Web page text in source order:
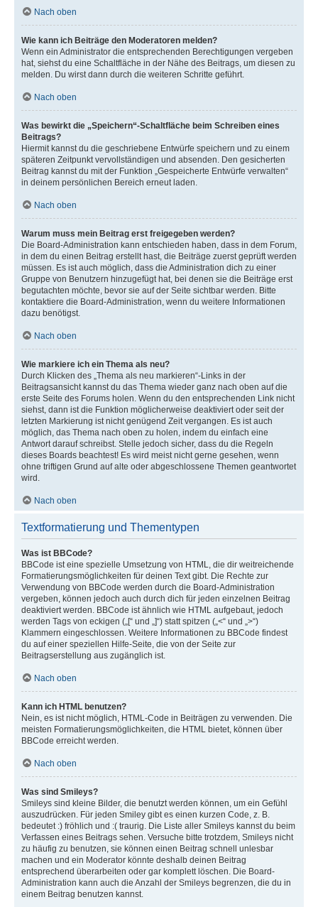
Nach oben
Wie kann ich Beiträge den Moderatoren melden?
Wenn ein Administrator die entsprechenden Berechtigungen vergeben
hat, siehst du eine Schaltfläche in der Nähe des Beitrags, um diesen zu
melden. Du wirst dann durch die weiteren Schritte geführt.
Nach oben
Was bewirkt die „Speichern“-Schaltfläche beim Schreiben eines
Beitrags?
Hiermit kannst du die geschriebene Entwürfe speichern und zu einem
späteren Zeitpunkt vervollständigen und absenden. Den gesicherten
Beitrag kannst du mit der Funktion „Gespeicherte Entwürfe verwalten“
in deinem persönlichen Bereich erneut laden.
Nach oben
Warum muss mein Beitrag erst freigegeben werden?
Die Board-Administration kann entschieden haben, dass in dem Forum,
in dem du einen Beitrag erstellt hast, die Beiträge zuerst geprüft werden
müssen. Es ist auch möglich, dass die Administration dich zu einer
Gruppe von Benutzern hinzugefügt hat, bei denen sie die Beiträge erst
begutachten möchte, bevor sie auf der Seite sichtbar werden. Bitte
kontaktiere die Board-Administration, wenn du weitere Informationen
dazu benötigst.
Nach oben
Wie markiere ich ein Thema als neu?
Durch Klicken des „Thema als neu markieren“-Links in der
Beitragsansicht kannst du das Thema wieder ganz nach oben auf die
erste Seite des Forums holen. Wenn du den entsprechenden Link nicht
siehst, dann ist die Funktion möglicherweise deaktiviert oder seit der
letzten Markierung ist nicht genügend Zeit vergangen. Es ist auch
möglich, das Thema nach oben zu holen, indem du einfach eine
Antwort darauf schreibst. Stelle jedoch sicher, dass du die Regeln
dieses Boards beachtest! Es wird meist nicht gerne gesehen, wenn
ohne triftigen Grund auf alte oder abgeschlossene Themen geantwortet
wird.
Nach oben
Textformatierung und Thementypen
Was ist BBCode?
BBCode ist eine spezielle Umsetzung von HTML, die dir weitreichende
Formatierungsmöglichkeiten für deinen Text gibt. Die Rechte zur
Verwendung von BBCode werden durch die Board-Administration
vergeben, können jedoch auch durch dich für jeden einzelnen Beitrag
deaktiviert werden. BBCode ist ähnlich wie HTML aufgebaut, jedoch
werden Tags von eckigen („[“ und „]“) statt spitzen („<“ und „>“)
Klammern eingeschlossen. Weitere Informationen zu BBCode findest
du auf einer speziellen Hilfe-Seite, die von der Seite zur
Beitragserstellung aus zugänglich ist.
Nach oben
Kann ich HTML benutzen?
Nein, es ist nicht möglich, HTML-Code in Beiträgen zu verwenden. Die
meisten Formatierungsmöglichkeiten, die HTML bietet, können über
BBCode erreicht werden.
Nach oben
Was sind Smileys?
Smileys sind kleine Bilder, die benutzt werden können, um ein Gefühl
auszudrücken. Für jeden Smiley gibt es einen kurzen Code, z. B.
bedeutet :) fröhlich und :( traurig. Die Liste aller Smileys kannst du beim
Verfassen eines Beitrags sehen. Versuche bitte trotzdem, Smileys nicht
zu häufig zu benutzen, sie können einen Beitrag schnell unlesbar
machen und ein Moderator könnte deshalb deinen Beitrag
entsprechend überarbeiten oder gar komplett löschen. Die Board-
Administration kann auch die Anzahl der Smileys begrenzen, die du in
einem Beitrag benutzen kannst.